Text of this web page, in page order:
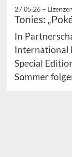
27.05.26 – Lizenzen
Tonies:
In
International
Special
Sommer